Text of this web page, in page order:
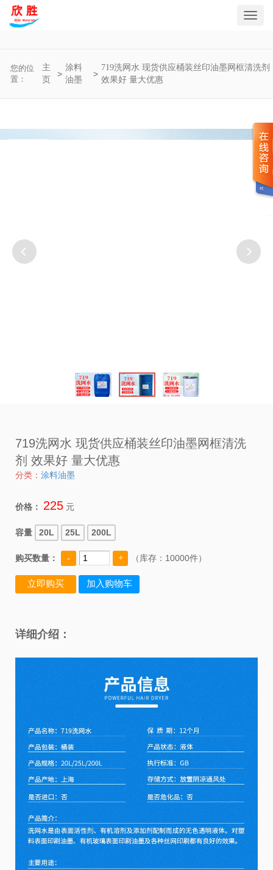
您的位
置：
主
页
>
涂料
油墨
>
719洗网水 现货供应桶装丝印油墨网框清洗剂
效果好 量大优惠
719洗网水 现货供应桶装丝印油墨网框清洗
剂 效果好 量大优惠
分类： 涂料油墨
价格： 225 元
容量 20L 25L 200L
购买数量： （库存： 10000件）
详细介绍：